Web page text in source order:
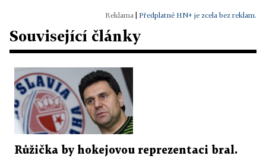
Předplatné HN+ je zcela bez reklam.
Související články
Růžička by hokejovou reprezentaci bral.